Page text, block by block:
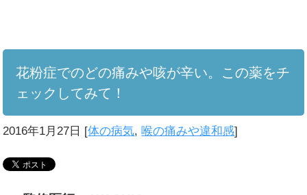
花粉症でのどの痛みや咳が辛い。この薬をチ
ェックしてみて！
2016年1月27日 [体の病気,喉の痛みや違和感]